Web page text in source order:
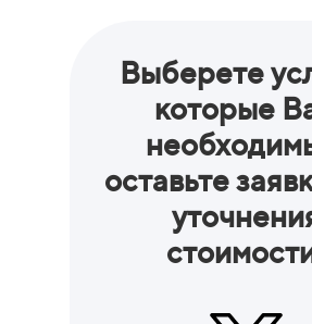
Выберете
которые
оставьте